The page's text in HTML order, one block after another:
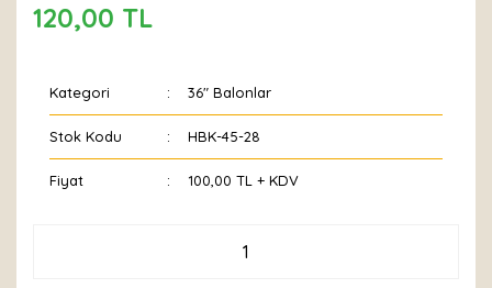
120,00 TL
Kategori 36" Balonlar
Stok Kodu HBK-45-28
Fiyat 100,00 TL + KDV